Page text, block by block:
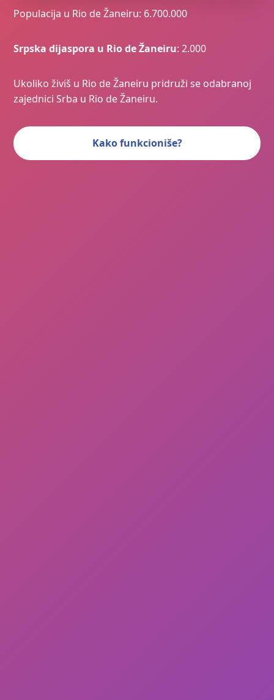
Populacija u Rio de Žaneiru: 6.700.000
Srpska dijaspora u Rio de Žaneiru: 2.000
Ukoliko živiš u Rio de Žaneiru pridruži se odabranoj
zajednici Srba u Rio de Žaneiru.
Kako funkcioniše?